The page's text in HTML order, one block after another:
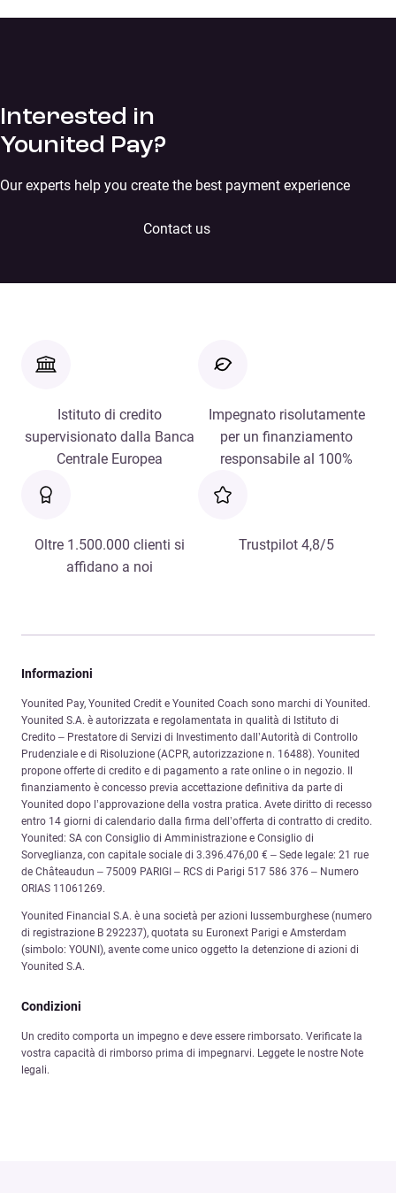
Interested in
Younited Pay?
Our experts help you create the best payment experience
Contact us
Istituto di credito
supervisionato dalla Banca
Centrale Europea
Impegnato risolutamente
per un finanziamento
responsabile al 100%
Oltre 1.500.000 clienti si
affidano a noi
Trustpilot 4,8/5
Informazioni
Younited Pay, Younited Credit e Younited Coach sono marchi di Younited.
Younited S.A. è autorizzata e regolamentata in qualità di Istituto di
Credito – Prestatore di Servizi di Investimento dall’Autorità di Controllo
Prudenziale e di Risoluzione (ACPR, autorizzazione n. 16488). Younited
propone offerte di credito e di pagamento a rate online o in negozio. Il
finanziamento è concesso previa accettazione definitiva da parte di
Younited dopo l’approvazione della vostra pratica. Avete diritto di recesso
entro 14 giorni di calendario dalla firma dell’offerta di contratto di credito.
Younited: SA con Consiglio di Amministrazione e Consiglio di
Sorveglianza, con capitale sociale di 3.396.476,00 € – Sede legale: 21 rue
de Châteaudun – 75009 PARIGI – RCS di Parigi 517 586 376 – Numero
ORIAS 11061269.
Younited Financial S.A. è una società per azioni lussemburghese (numero
di registrazione B 292237), quotata su Euronext Parigi e Amsterdam
(simbolo: YOUNI), avente come unico oggetto la detenzione di azioni di
Younited S.A.
Condizioni
Un credito comporta un impegno e deve essere rimborsato. Verificate la
vostra capacità di rimborso prima di impegnarvi. Leggete le nostre Note
legali.